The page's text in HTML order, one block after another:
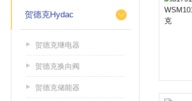
贺德克Hydac
贺德克继电器
贺德克换向阀
贺德克储能器